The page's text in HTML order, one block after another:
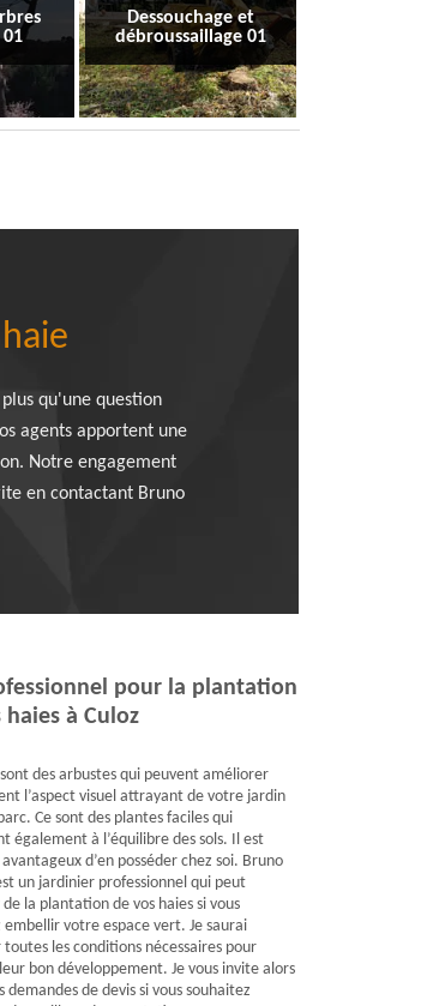
Dessouchage et
débroussaillage 01
qu'une question
agents apportent une
Notre engagement
en contactant Bruno
pour la plantation
haies à Culoz
sont des arbustes qui peuvent améliorer
l’aspect visuel attrayant de votre jardin
Ce sont des plantes faciles qui
également à l’équilibre des sols. Il est
d’en posséder chez soi. Bruno
un jardinier professionnel qui peut
de la plantation de vos haies si vous
embellir votre espace vert. Je saurai
les conditions nécessaires pour
bon développement. Je vous invite alors
demandes de devis si vous souhaitez